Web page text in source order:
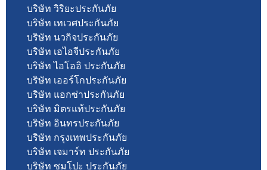
บริษัท วิริยะประกันภัย
บริษัท เทเวศประกันภัย
บริษัท นวกิจประกันภัย
บริษัท เอไอจีประกันภัย
บริษัท ไอโออิ ประกันภัย
บริษัท เออร์โกประกันภัย
บริษัท แอกซ่าประกันภัย
บริษัท มิตรแท้ประกันภัย
บริษัท อินทรประกันภัย
บริษัท กรุงเทพประกันภัย
บริษัท เจมาร์ท ประกันภัย
บริษัท ซมโปะ ประกันภัย